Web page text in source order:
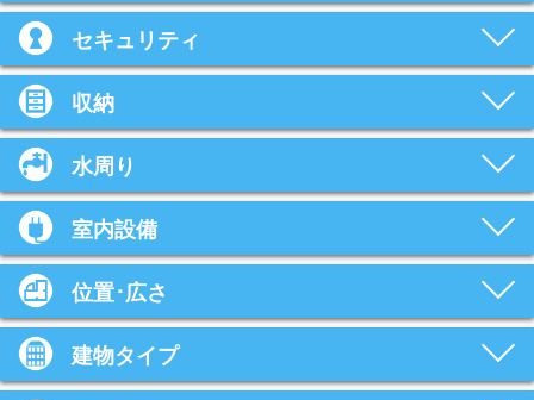
セキュリティ
収納
水周り
室内設備
位置･広さ
建物タイプ